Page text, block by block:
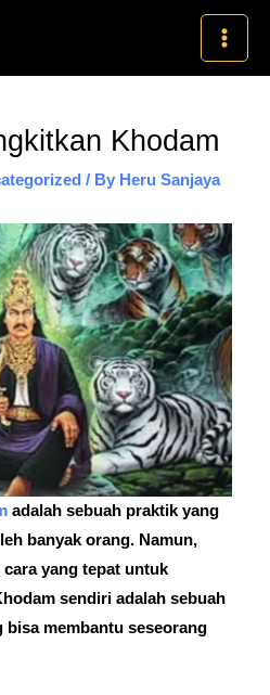
Khodam
/ By Heru Sanjaya
adalah sebuah praktik yang
banyak orang. Namun,
yang tepat untuk
sendiri adalah sebuah
bisa membantu seseorang